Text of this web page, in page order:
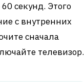
секунд. Этого
с внутренних
сначала
телевизор.